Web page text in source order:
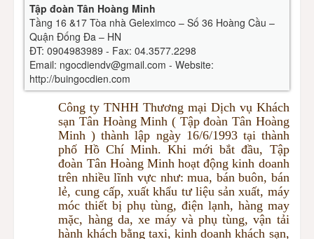
Tập đoàn Tân Hoàng Minh
Tầng 16 &17 Tòa nhà Geleximco – Số 36 Hoàng Cầu –
Quận Đống Đa – HN
ĐT: 0904983989 - Fax: 04.3577.2298
Email: ngocdiendv@gmail.com - Website:
http://buingocdien.com
Công ty TNHH Thương mại Dịch vụ Khách
sạn Tân Hoàng Minh ( Tập đoàn Tân Hoàng
Minh ) thành lập ngày 16/6/1993 tại thành
phố Hồ Chí Minh. Khi mới bắt đầu, Tập
đoàn Tân Hoàng Minh hoạt động kinh doanh
trên nhiều lĩnh vực như: mua, bán buôn, bán
lẻ, cung cấp, xuất khẩu tư liệu sản xuất, máy
móc thiết bị phụ tùng, điện lạnh, hàng may
mặc, hàng da, xe máy và phụ tùng, vận tải
hành khách bằng taxi, kinh doanh khách sạn,